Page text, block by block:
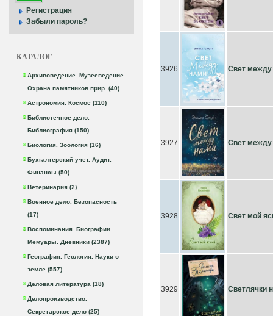
Регистрация
Забыли пароль?
КАТАЛОГ
Архивоведение. Музееведение.
Охрана памятников прир. (40)
Астрономия. Космос (110)
Библиотечное дело.
Библиография (150)
Биология. Зоология (16)
Бухгалтерский учет. Аудит.
Финансы (50)
Ветеринария (2)
Военное дело. Безопасность
(17)
Воспоминания. Биографии.
Мемуары. Дневники (2387)
География. Геология. Науки о
земле (557)
Деловая литература (18)
Делопроизводство.
Секретарское дело (25)
3926 Свет между
3927 Свет между
3928 Свет мой
3929 Светлячки